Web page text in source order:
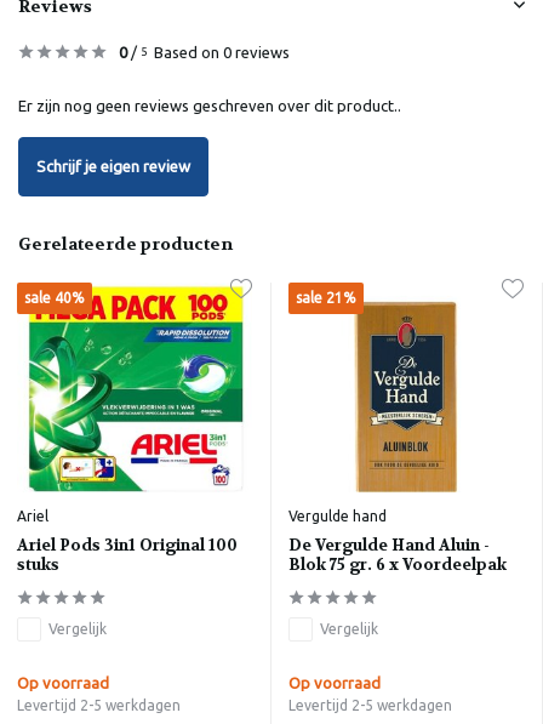
Reviews
0/ 5 Based on 0 reviews
Er zijn nog geen reviews geschreven over dit product..
Schrijf je eigen review
Gerelateerde producten
sale 40%
Ariel
Ariel Pods 3in1 Original 100
stuks
Vergelijk
Op voorraad
Levertijd 2-5 werkdagen
sale 21%
Vergulde hand
De Vergulde Hand Aluin -
Blok 75 gr. 6 x Voordeelpak
Vergelijk
Op voorraad
Levertijd 2-5 werkdagen